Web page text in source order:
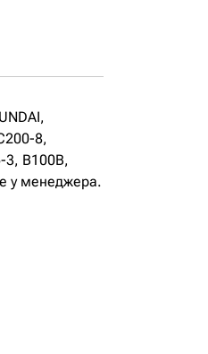
8,
3, B100B,
у менеджера.